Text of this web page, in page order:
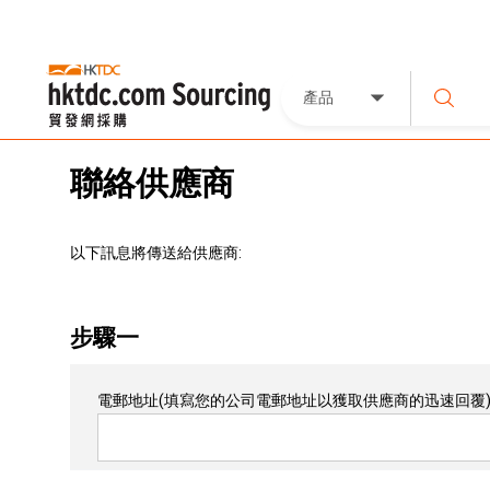
產品
聯絡供應商
以下訊息將傳送給供應商:
步驟一
電郵地址(填寫您的公司電郵地址以獲取供應商的迅速回覆)